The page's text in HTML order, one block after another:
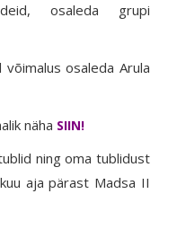
osaleda grupi
osaleda Arula
näha SIIN!
ning oma tublidust
aja pärast Madsa II